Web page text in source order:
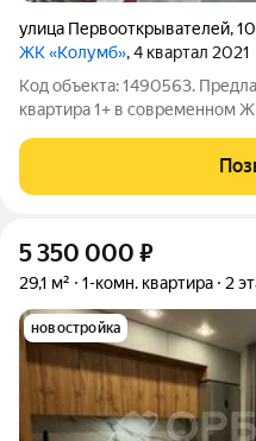
улица Первооткрывателей,10
ЖК «Колумб», 4 квартал 2021
Код объекта: 1490563.
квартира 1+ в современном
квaртире, новaя бытовая
стиральную машину новую!
5 350 000 ₽
29,1 м² 1-комн. квартира 2
новостройка